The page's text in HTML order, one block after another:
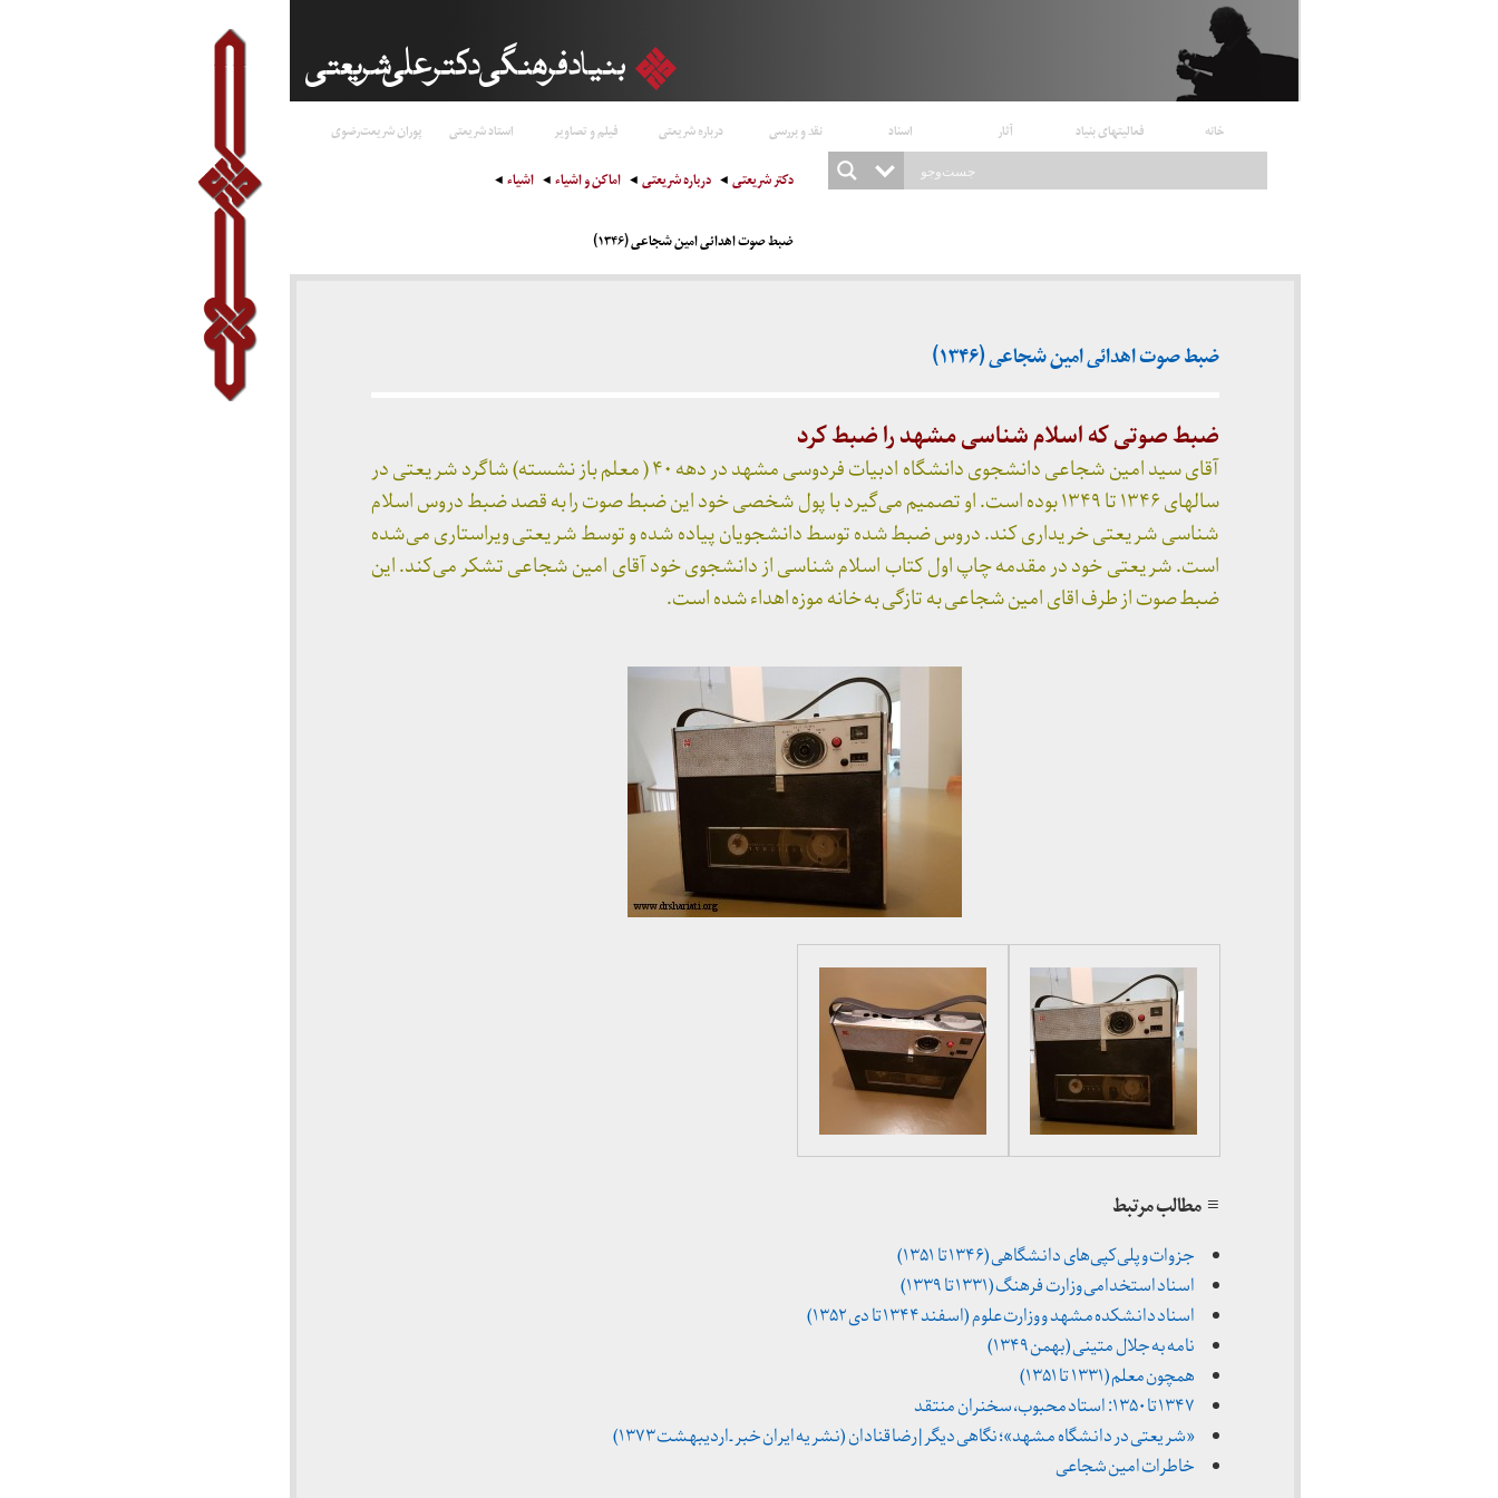
خانه فعالیتهای بنیاد آثار اسناد نقد و بررسی درباره شریعتی فیلم و تصاویر استاد شریعتی پوران شریعت‌رضوی
دکتر شریعتی درباره شریعتی اماکن و اشیاء اشیاء
ضبط صوت اهدائی امین شجاعی (۱۳۴۶)
ضبط صوت اهدائی امین شجاعی (۱۳۴۶)
ضبط صوتی که اسلام شناسی مشهد را ضبط کرد
آقای سید امین شجاعی دانشجوی دانشگاه ادبیات فردوسی مشهد در دهه ۴۰ ( معلم باز نشسته) شاگرد شریعتی در
سالهای ۱۳۴۶ تا ۱۳۴۹ بوده است. او تصمیم می‌گیرد با پول شخصی خود این ضبط صوت را به قصد ضبط دروس اسلام
شناسی شریعتی خریداری کند. دروس ضبط شده توسط دانشجویان پیاده شده و توسط شریعتی ویراستاری می‌شده
است. شریعتی خود در مقدمه چاپ اول کتاب اسلام شناسی از دانشجوی خود آقای امین شجاعی تشکر می‌کند. این
ضبط صوت از طرف اقای امین شجاعی به تازگی به خانه موزه اهداء شده است.
≡ مطالب مرتبط
جزوات و پلی‌کپی‌های دانشگاهی (۱۳۴۶ تا ۱۳۵۱)
اسناد استخدامی وزارت فرهنگ (۱۳۳۱ تا ۱۳۳۹)
اسناد دانشکده مشهد و وزارت علوم (اسفند ۱۳۴۴ تا دی ۱۳۵۲)
نامه به جلال متینی (بهمن ۱۳۴۹)
همچون معلم (۱۳۳۱ تا ۱۳۵۱)
۱۳۴۷ تا ۱۳۵۰: استاد محبوب، سخنران منتقد
«شریعتی در دانشگاه مشهد»؛ نگاهی دیگر | رضا قنادان (نشریه ایران خبر ـ اردیبهشت ۱۳۷۳)
خاطرات امین شجاعی